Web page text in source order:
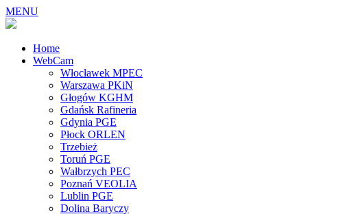
MENU
Home
WebCam
Włocławek MPEC
Warszawa PKiN
Głogów KGHM
Gdańsk Rafineria
Gdynia PGE
Płock ORLEN
Trzebież
Toruń PGE
Wałbrzych PEC
Poznań VEOLIA
Lublin PGE
Dolina Baryczy